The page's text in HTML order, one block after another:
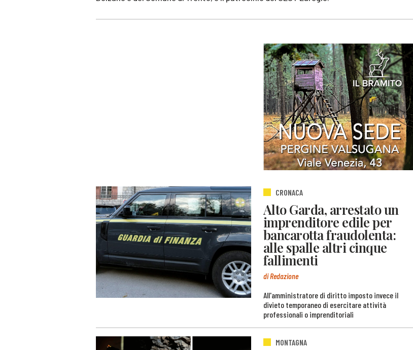
CRONACA
Alto Garda, arrestato un
imprenditore edile per
bancarotta fraudolenta:
alle spalle altri cinque
fallimenti
di Redazione
All'amministratore di diritto imposto invece il
divieto temporaneo di esercitare attività
professionali o imprenditoriali
MONTAGNA